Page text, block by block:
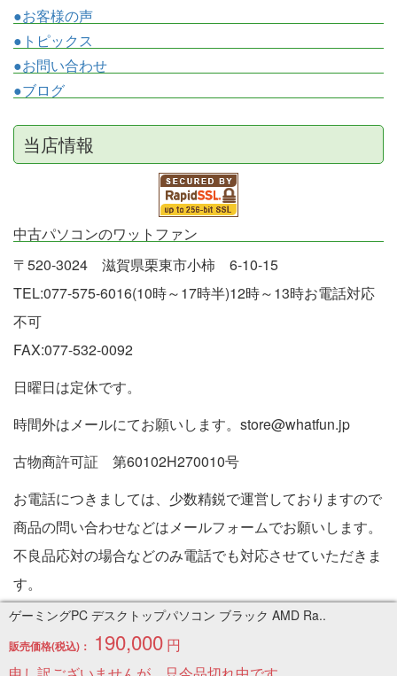
ゲーミングPC デスクトップパソコン ブラック AMD Ra..
販売価格(税込)： 190,000 円
●お客様の声
●トピックス
●お問い合わせ
●ブログ
当店情報
中古パソコンのワットファン
〒520-3024 滋賀県栗東市小柿 6-10-15
TEL:077-575-6016(10時～17時半)12時～13時お電話対応
不可
FAX:077-532-0092
日曜日は定休です。
時間外はメールにてお願いします。store@whatfun.jp
古物商許可証 第60102H270010号
お電話につきましては、少数精鋭で運営しておりますので
商品の問い合わせなどはメールフォームでお願いします。
不良品応対の場合などのみ電話でも対応させていただきま
す。
特定商取引法に基づく表記
Copyright © 2005-2026 中古パソコン通販専門店 | PC販売